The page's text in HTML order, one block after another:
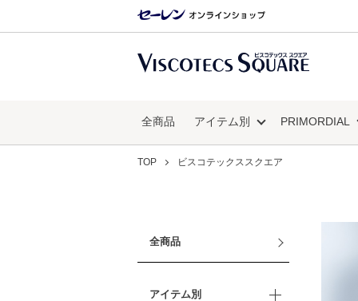
全商品 アイテム別 PRIMORDIAL
TOP ビスコテックススクエア
全商品
アイテム別